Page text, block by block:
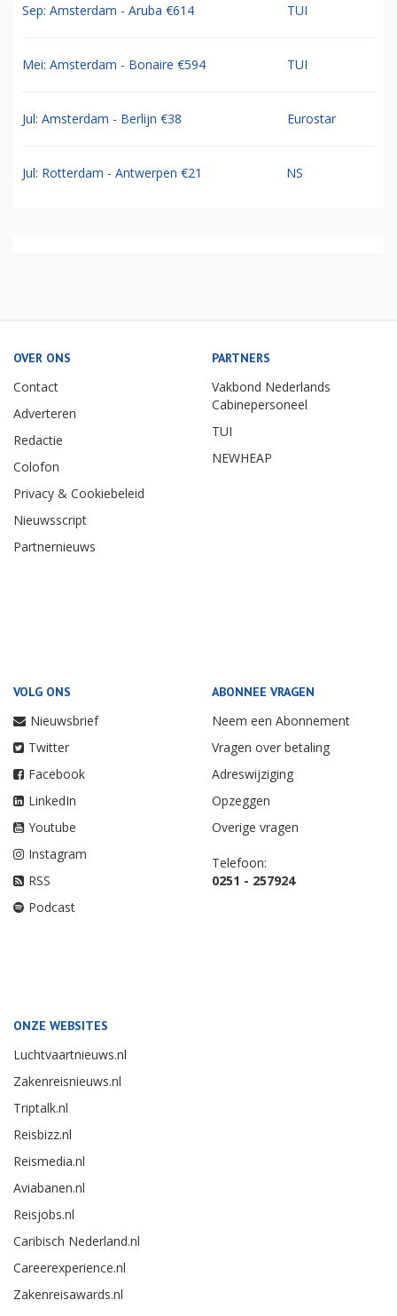
Sep: Amsterdam - Aruba €614 TUI
Mei: Amsterdam - Bonaire €594 TUI
Jul: Amsterdam - Berlijn €38 Eurostar
Jul: Rotterdam - Antwerpen €21 NS
OVER ONS
Contact
Adverteren
Redactie
Colofon
Privacy & Cookiebeleid
Nieuwsscript
Partnernieuws
PARTNERS
Vakbond Nederlands
Cabinepersoneel
TUI
NEWHEAP
VOLG ONS
Nieuwsbrief
Twitter
Facebook
LinkedIn
Youtube
Instagram
RSS
Podcast
ABONNEE VRAGEN
Neem een Abonnement
Vragen over betaling
Adreswijziging
Opzeggen
Overige vragen
Telefoon:
0251 - 257924
ONZE WEBSITES
Luchtvaartnieuws.nl
Zakenreisnieuws.nl
Triptalk.nl
Reisbizz.nl
Reismedia.nl
Aviabanen.nl
Reisjobs.nl
Caribisch Nederland.nl
Careerexperience.nl
Zakenreisawards.nl